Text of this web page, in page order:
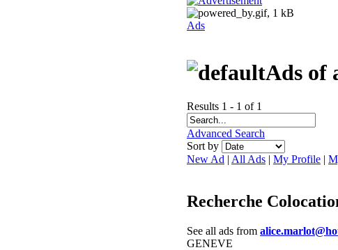
Ads
Ads of
Results 1 - 1 of 1
Advanced Search
Sort by
New Ad | All Ads | My Profile |
Recherche
See all ads from
GENEVE